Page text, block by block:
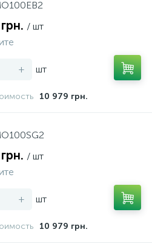
/ шт
+ шт
10 979 грн.
/ шт
+ шт
10 979 грн.